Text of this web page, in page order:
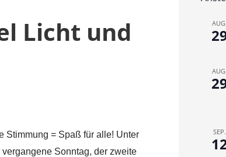
Licht und
Stimmung = Spaß für alle! Unter
Sonntag, der zweite
AUG.
AUG.
SEP.